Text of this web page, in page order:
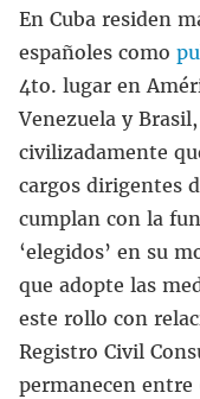
En Cuba residen
españoles como
4to. lugar en
Venezuela y
civilizadamente
cargos dirigentes
cumplan con la
‘elegidos’ en su
que adopte las
este rollo con
Registro Civil
permanecen